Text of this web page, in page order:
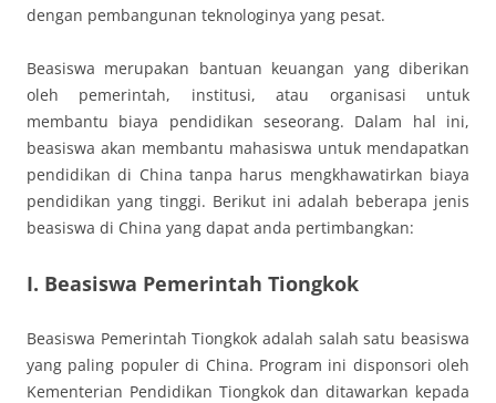
dengan pembangunan teknologinya yang pesat.
Beasiswa merupakan bantuan keuangan yang diberikan
oleh pemerintah, institusi, atau organisasi untuk
membantu biaya pendidikan seseorang. Dalam hal ini,
beasiswa akan membantu mahasiswa untuk mendapatkan
pendidikan di China tanpa harus mengkhawatirkan biaya
pendidikan yang tinggi. Berikut ini adalah beberapa jenis
beasiswa di China yang dapat anda pertimbangkan:
I. Beasiswa Pemerintah Tiongkok
Beasiswa Pemerintah Tiongkok adalah salah satu beasiswa
yang paling populer di China. Program ini disponsori oleh
Kementerian Pendidikan Tiongkok dan ditawarkan kepada